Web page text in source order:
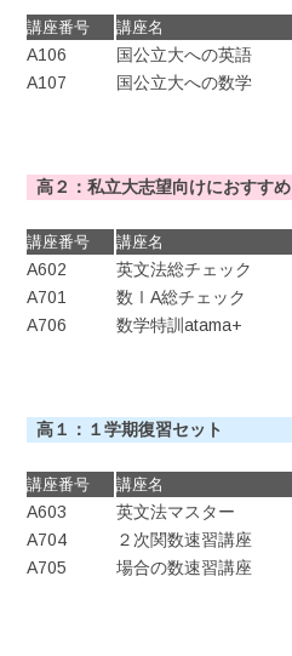
講座番号 講座名
A106 国公立大への英語
A107
国公立大への数学
高２：私立大志望向けにおすすめ
講座番号 講座名
A602 英文法総チェック
A701
数ⅠA総チェック
A706
数学特訓atama+
高１：１学期復習セット
講座番号 講座名
A603 英文法マスター
A704
２次関数速習講座
A705
場合の数速習講座